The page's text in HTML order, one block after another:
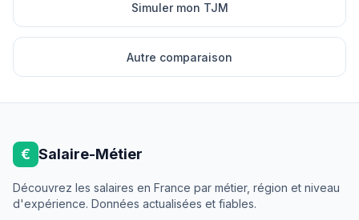
Simuler mon TJM
Autre comparaison
€ Salaire-Métier
Découvrez les salaires en France par métier, région et niveau
d'expérience. Données actualisées et fiables.